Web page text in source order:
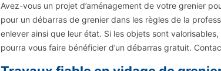
Avez-vous un projet d’aménagement de votre grenier
pour un débarras de grenier dans les règles de la
enlever ainsi que leur état. Si les objets sont
pourra vous faire bénéficier d’un débarras gratuit.